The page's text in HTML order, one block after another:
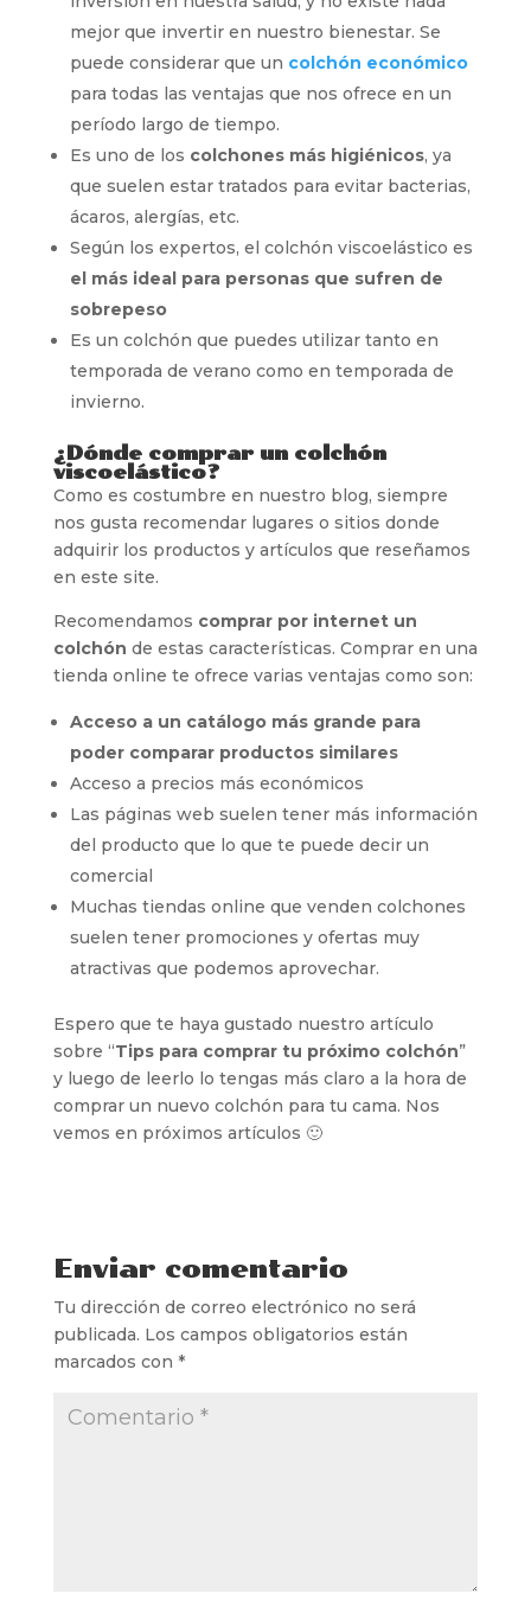
mejor que invertir en nuestro bienestar. Se
puede considerar que un colchón económico
para todas las ventajas que nos ofrece en un
período largo de tiempo.
Es uno de los colchones más higiénicos, ya
que suelen estar tratados para evitar bacterias,
ácaros, alergías, etc.
Según los expertos, el colchón viscoelástico es
el más ideal para personas que sufren de
sobrepeso
Es un colchón que puedes utilizar tanto en
temporada de verano como en temporada de
invierno.
¿Dónde comprar un colchón
viscoelástico?
Como es costumbre en nuestro blog, siempre
nos gusta recomendar lugares o sitios donde
adquirir los productos y artículos que reseñamos
en este site.
Recomendamos comprar por internet un
colchón de estas características. Comprar en una
tienda online te ofrece varias ventajas como son:
Acceso a un catálogo más grande para
poder comparar productos similares
Acceso a precios más económicos
Las páginas web suelen tener más información
del producto que lo que te puede decir un
comercial
Muchas tiendas online que venden colchones
suelen tener promociones y ofertas muy
atractivas que podemos aprovechar.
Espero que te haya gustado nuestro artículo
sobre “Tips para comprar tu próximo colchón”
y luego de leerlo lo tengas más claro a la hora de
comprar un nuevo colchón para tu cama. Nos
vemos en próximos artículos 🙂
Enviar comentario
Tu dirección de correo electrónico no será
publicada. Los campos obligatorios están
marcados con *